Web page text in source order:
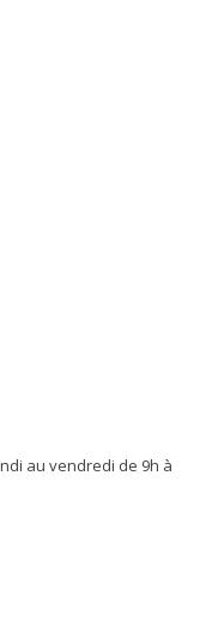
au vendredi de 9h à